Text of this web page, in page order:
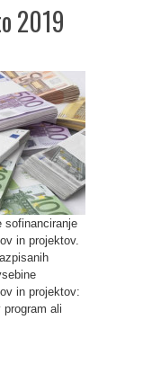
2019
sofinanciranje
in projektov.
in projektov:
ali